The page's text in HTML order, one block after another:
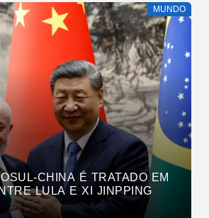
MUNDO
CHINA É TRATADO EM
LULA E XI JINPPING